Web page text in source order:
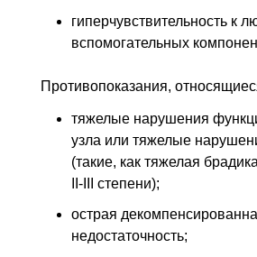
гиперчувствительность к
вспомогательных
Противопоказания,
тяжелые нарушения
узла или тяжелые
(такие, как тяжелая
II-III степени);
острая
недостаточность;